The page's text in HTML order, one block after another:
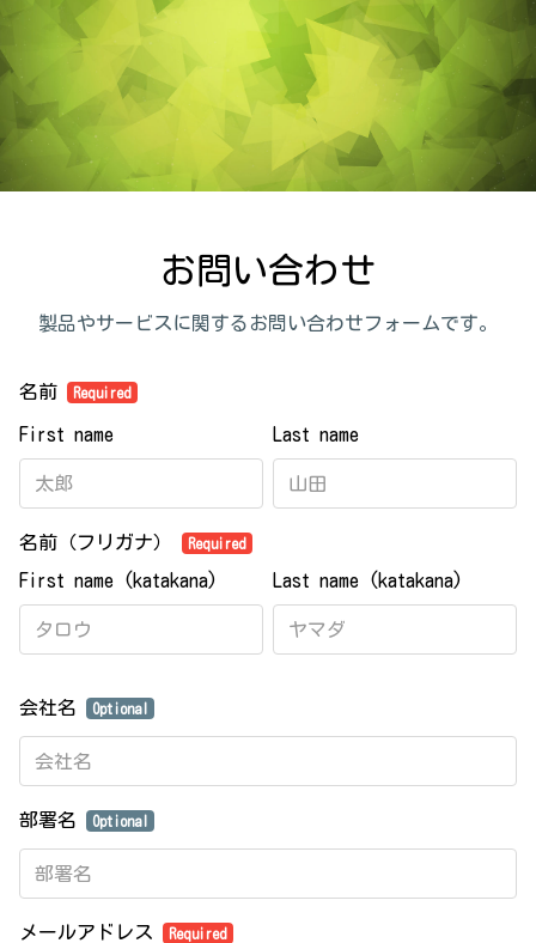
お問い合わせ
製品やサービスに関するお問い合わせフォームです。
名前 Required
Last name
First name
名前（フリガナ） Required
Last name (katakana)
First name (katakana)
会社名 Optional
部署名 Optional
メールアドレス Required